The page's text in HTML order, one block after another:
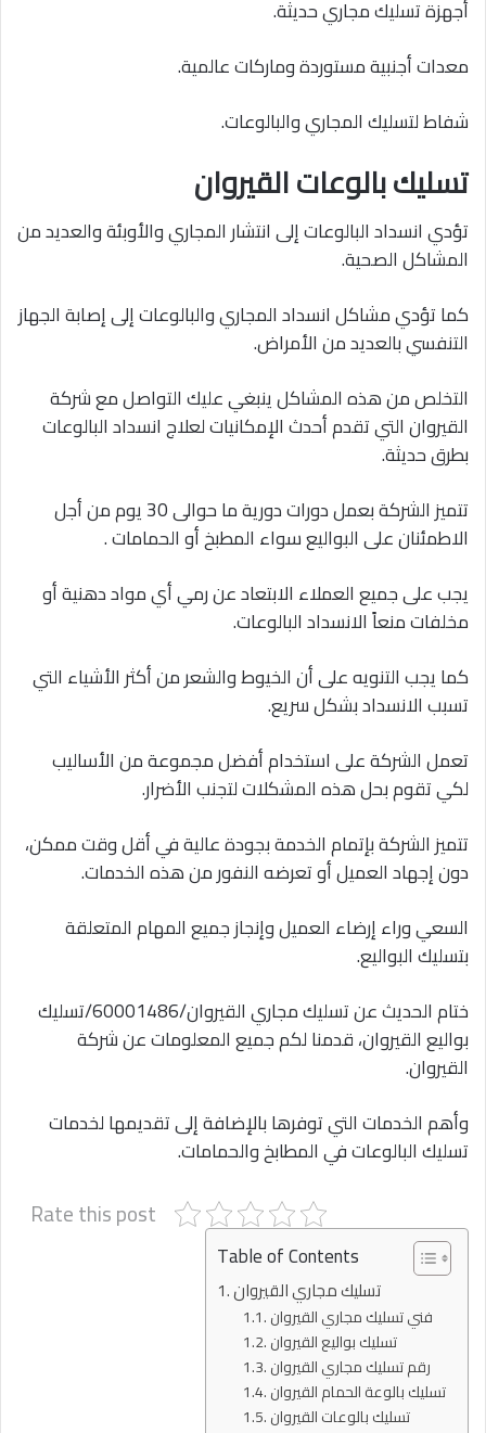
أجهزة تسليك مجاري حديثة.
معدات أجنبية مستوردة وماركات عالمية.
شفاط لتسليك المجاري والبالوعات.
تسليك بالوعات القيروان
تؤدي انسداد البالوعات إلى انتشار المجاري والأوبئة والعديد من
المشاكل الصحية.
كما تؤدي مشاكل انسداد المجاري والبالوعات إلى إصابة الجهاز
التنفسي بالعديد من الأمراض.
التخلص من هذه المشاكل ينبغي عليك التواصل مع شركة
القيروان التي تقدم أحدث الإمكانيات لعلاج انسداد البالوعات
بطرق حديثة.
تتميز الشركة بعمل دورات دورية ما حوالى 30 يوم من أجل
الاطمئنان على البواليع سواء المطبخ أو الحمامات .
يجب على جميع العملاء الابتعاد عن رمي أي مواد دهنية أو
مخلفات منعاً الانسداد البالوعات.
كما يجب التنويه على أن الخيوط والشعر من أكثر الأشياء التي
تسبب الانسداد بشكل سريع.
تعمل الشركة على استخدام أفضل مجموعة من الأساليب
لكي تقوم بحل هذه المشكلات لتجنب الأضرار.
تتميز الشركة بإتمام الخدمة بجودة عالية في أقل وقت ممكن،
دون إجهاد العميل أو تعرضه النفور من هذه الخدمات.
السعي وراء إرضاء العميل وإنجاز جميع المهام المتعلقة
بتسليك البواليع.
ختام الحديث عن تسليك مجاري القيروان/60001486/تسليك
بواليع القيروان، قدمنا لكم جميع المعلومات عن شركة
القيروان.
وأهم الخدمات التي توفرها بالإضافة إلى تقديمها لخدمات
تسليك البالوعات في المطابخ والحمامات.
Rate this post
Table of Contents
تسليك بواليع القيروان
تسليك بالوعة الحمام القيروان
تسليك بالوعات القيروان